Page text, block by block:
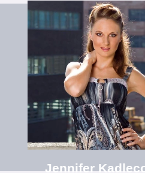
Jennifer
leitende
Zeitgenössischer Bühnentanz
Erzieherin, freiberufliche Choreografin,
Kinder und Jugend
Mitgliedschaften: "Studio77, Tanz- und
Ensemble: Showtanz 1